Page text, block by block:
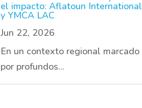
el impacto: Aflatoun International
y YMCA LAC
Jun 22, 2026
En un contexto regional marcado
por profundos...